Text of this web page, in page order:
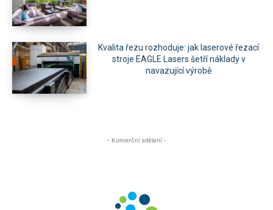
Kvalita řezu rozhoduje: jak laserové řezací
stroje EAGLE Lasers šetří náklady v
navazující výrobě
- Komerční sdělení -